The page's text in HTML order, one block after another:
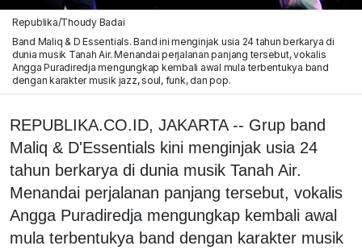
Republika/Thoudy Badai
Band Maliq & D Essentials. Band ini menginjak usia 24 tahun berkarya di
dunia musik Tanah Air. Menandai perjalanan panjang tersebut, vokalis
Angga Puradiredja mengungkap kembali awal mula terbentukya band
dengan karakter musik jazz, soul, funk, dan pop.
REPUBLIKA.CO.ID, JAKARTA -- Grup band
Maliq & D'Essentials kini menginjak usia 24
tahun berkarya di dunia musik Tanah Air.
Menandai perjalanan panjang tersebut, vokalis
Angga Puradiredja mengungkap kembali awal
mula terbentukya band dengan karakter musik